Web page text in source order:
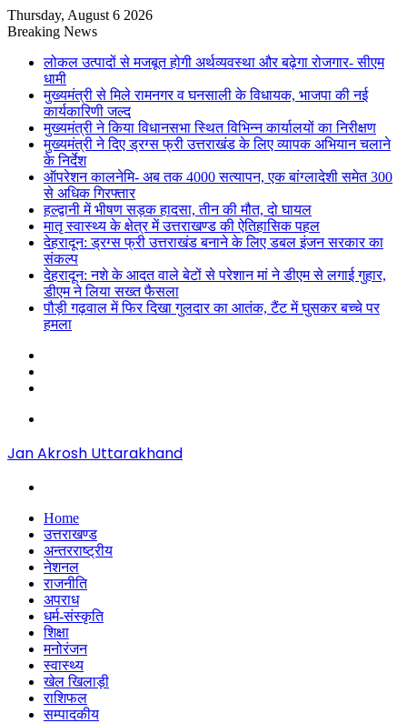
Thursday, August 6 2026
Breaking News
लोकल उत्पादों से मजबूत होगी अर्थव्यवस्था और बढ़ेगा रोजगार- सीएम
धामी
मुख्यमंत्री से मिले रामनगर व घनसाली के विधायक, भाजपा की नई
कार्यकारिणी जल्द
मुख्यमंत्री ने किया विधानसभा स्थित विभिन्न कार्यालयों का निरीक्षण
मुख्यमंत्री ने दिए ड्रग्स फ्री उत्तराखंड के लिए व्यापक अभियान चलाने
के निर्देश
ऑपरेशन कालनेमि- अब तक 4000 सत्यापन, एक बांग्लादेशी समेत 300
से अधिक गिरफ्तार
हल्द्वानी में भीषण सड़क हादसा, तीन की मौत, दो घायल
मातृ स्वास्थ्य के क्षेत्र में उत्तराखण्ड की ऐतिहासिक पहल
देहरादून: ड्रग्स फ्री उत्तराखंड बनाने के लिए डबल इंजन सरकार का
संकल्प
देहरादून: नशे के आदत वाले बेटों से परेशान मां ने डीएम से लगाई गुहार,
डीएम ने लिया सख्त फैसला
पौड़ी गढ़वाल में फिर दिखा गुलदार का आतंक, टैंट में घुसकर बच्चे पर
हमला
Jan Akrosh Uttarakhand
Home
उत्तराखण्ड
अन्तरराष्ट्रीय
नेशनल
राजनीति
अपराध
धर्म-संस्कृति
शिक्षा
मनोरंजन
स्वास्थ्य
खेल खिलाड़ी
राशिफल
सम्पादकीय